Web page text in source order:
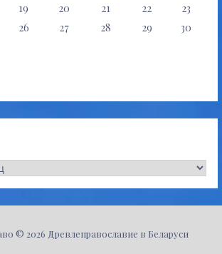
19 20 21 22
23
26 27 28 29
30
© 2026 Древлеправославие в Беларуси